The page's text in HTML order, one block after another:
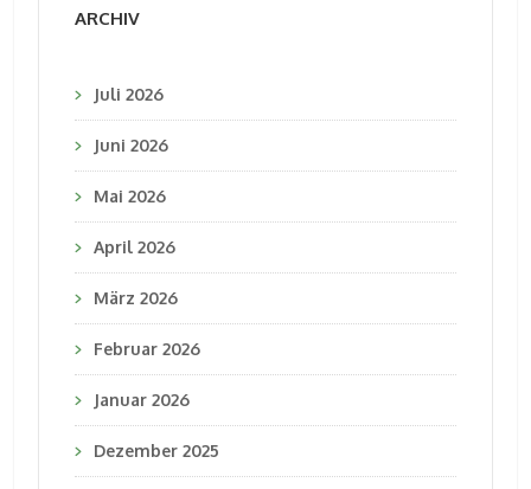
ARCHIV
Juli 2026
Juni 2026
Mai 2026
April 2026
März 2026
Februar 2026
Januar 2026
Dezember 2025